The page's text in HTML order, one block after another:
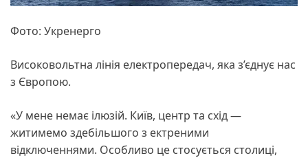
Фото: Укренерго
Високовольтна лінія електропередач, яка з’єднує нас
з Європою.
«У мене немає ілюзій. Київ, центр та схід —
житимемо здебільшого з ектреними
відключеннями. Особливо це стосується столиці,